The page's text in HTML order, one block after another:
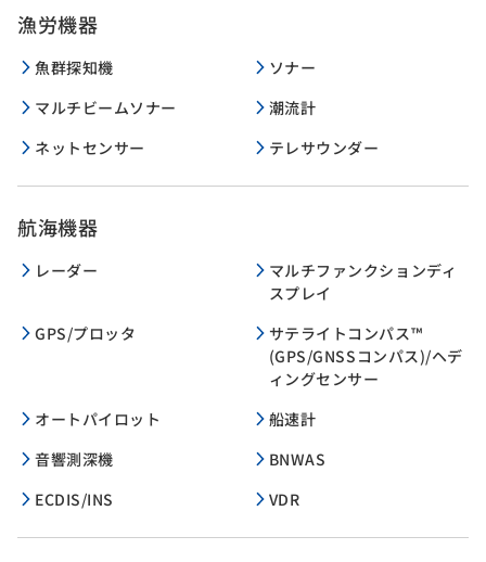
漁労機器
魚群探知機
ソナー
マルチビームソナー
潮流計
ネットセンサー
テレサウンダー
航海機器
レーダー
マルチファンクションディ
スプレイ
GPS/プロッタ
サテライトコンパス™
(GPS/GNSSコンパス)/ヘデ
ィングセンサー
オートパイロット
船速計
音響測深機
BNWAS
ECDIS/INS
VDR